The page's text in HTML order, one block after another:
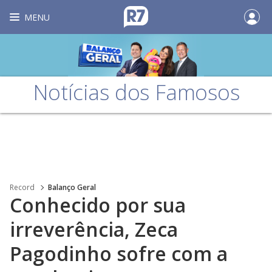
MENU
Notícias dos Famosos
Record Balanço Geral
Conhecido por sua
irreverência, Zeca
Pagodinho sofre com a